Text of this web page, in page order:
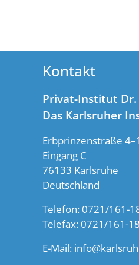
Kontakt
Privat-Institut Dr.
Das Karlsruher
Erbprinzenstraße
Eingang C
76133 Karlsruhe
Deutschland
Telefon: 0721/161-
Telefax: 0721/161-
E-Mail: